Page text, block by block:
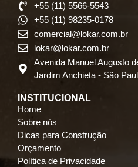
+55 (11) 5566-5543
+55 (11) 98235-0178
comercial@lokar.com.br
lokar@lokar.com.br
Avenida Manuel Augusto
Jardim Anchieta - São
INSTITUCIONAL
Home
Sobre nós
Dicas para Construção
Orçamento
Política de Privacidade